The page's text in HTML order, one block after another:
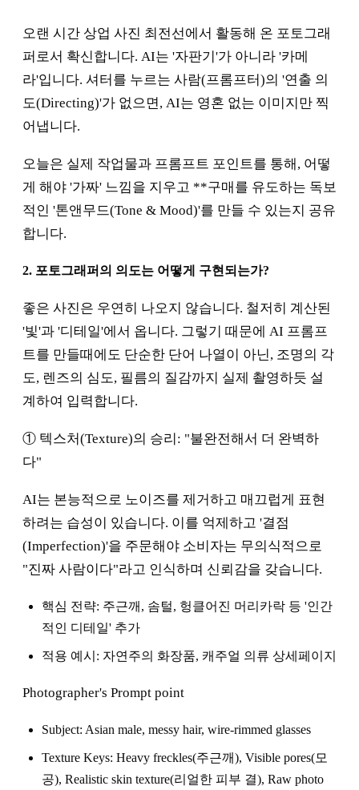
오랜 시간 상업 사진 최전선에서 활동해 온 포토그래
퍼로서 확신합니다. AI는 '자판기'가 아니라 '카메
라'입니다. 셔터를 누르는 사람(프롬프터)의 '연출 의
도(Directing)'가 없으면, AI는 영혼 없는 이미지만 찍
어냅니다.
오늘은 실제 작업물과 프롬프트 포인트를 통해, 어떻
게 해야 '가짜' 느낌을 지우고 **구매를 유도하는 독보
적인 '톤앤무드(Tone & Mood)'를 만들 수 있는지 공유
합니다.
2. 포토그래퍼의 의도는 어떻게 구현되는가?
좋은 사진은 우연히 나오지 않습니다. 철저히 계산된
'빛'과 '디테일'에서 옵니다. 그렇기 때문에 AI 프롬프
트를 만들때에도 단순한 단어 나열이 아닌, 조명의 각
도, 렌즈의 심도, 필름의 질감까지 실제 촬영하듯 설
계하여 입력합니다.
① 텍스처(Texture)의 승리: "불완전해서 더 완벽하
다"
AI는 본능적으로 노이즈를 제거하고 매끄럽게 표현
하려는 습성이 있습니다. 이를 억제하고 '결점
(Imperfection)'을 주문해야 소비자는 무의식적으로
"진짜 사람이다"라고 인식하며 신뢰감을 갖습니다.
핵심 전략: 주근깨, 솜털, 헝클어진 머리카락 등 '인간
적인 디테일' 추가
적용 예시: 자연주의 화장품, 캐주얼 의류 상세페이지
Photographer's Prompt point
Subject: Asian male, messy hair, wire-rimmed glasses
Texture Keys: Heavy freckles(주근깨), Visible pores(모
공), Realistic skin texture(리얼한 피부 결), Raw photo